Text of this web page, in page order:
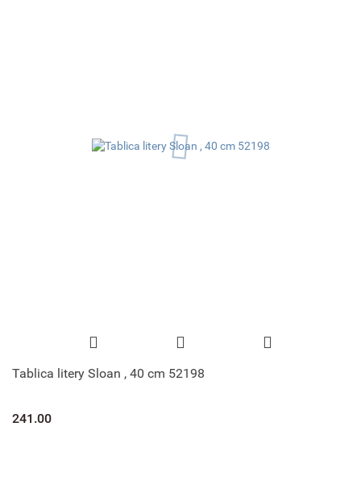
Tablica litery Sloan , 40 cm 52198
241.00